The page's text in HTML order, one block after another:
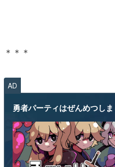
＊＊＊
AD
勇者パーティはぜんめつしま